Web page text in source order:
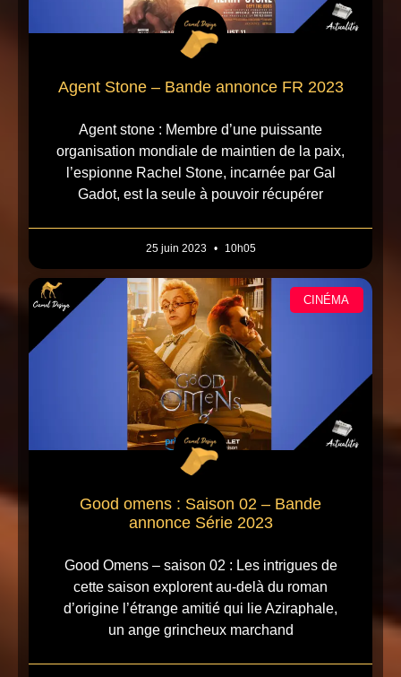
Agent Stone – Bande annonce FR 2023
Agent stone : Membre d’une puissante
organisation mondiale de maintien de la paix,
l’espionne Rachel Stone, incarnée par Gal
Gadot, est la seule à pouvoir récupérer
25 juin 2023 10h05
CINÉMA
Good omens : Saison 02 – Bande
annonce Série 2023
Good Omens – saison 02 : Les intrigues de
cette saison explorent au-delà du roman
d’origine l’étrange amitié qui lie Aziraphale,
un ange grincheux marchand